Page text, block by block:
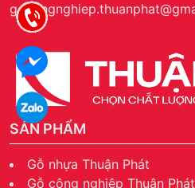
SẢN PHẨM
Gỗ nhựa Thuận Phát
Gỗ công nghiệp Thuận Phát